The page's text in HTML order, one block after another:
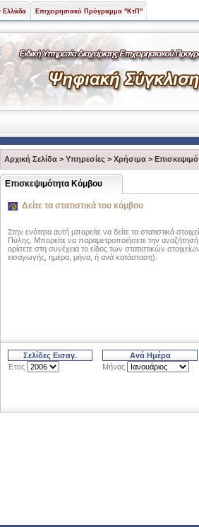
Ελλάδα Επιχειρησιακό Πρόγραμμα "ΚτΠ"
Αρχική Σελίδα > Υπηρεσίες > Χρήσιμα >
Επισκεψιμότητα Κόμβου
Δείτε τα στατιστικά του κόμβου
Στην ενότητα αυτή μπορείτε να δείτε τα στατιστικά
Πύλης. Μπορείτε να παραμετροποιήσετε την
ορίσετε στη συνέχεια το είδος των στατιστικών
εισαγωγής, ημέρα, μήνα, ή ανά κατάσταση).
Έτος Μήνας